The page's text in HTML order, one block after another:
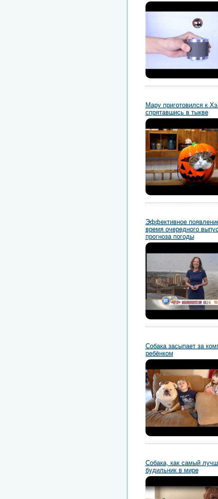
Мару приготовился к
спрятавшись в тыкве
Эффективное
время очередного
прогноза погоды
Собака засыпает за
ребёнком
Собака, как самый
будильник в мире